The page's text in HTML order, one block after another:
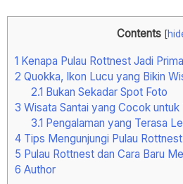
Contents [
1 Kenapa Pulau Rottnest Jadi
2 Quokka, Ikon Lucu yang Bikin
2.1 Bukan Sekadar Spot Foto
3 Wisata Santai yang Cocok
3.1 Pengalaman yang Terasa
4 Tips Mengunjungi Pulau
5 Pulau Rottnest dan Cara Baru
6 Author